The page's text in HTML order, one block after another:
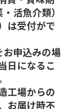
活魚介類）
は受付がで
申込みの場
日になるこ
工場からの
お届け時不